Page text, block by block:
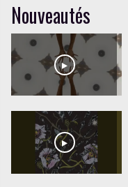
Nouveautés